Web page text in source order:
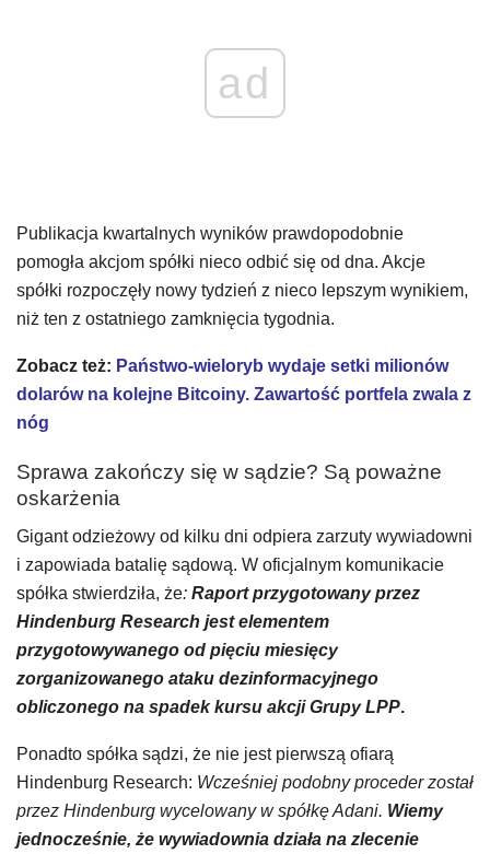
ad
Publikacja kwartalnych wyników prawdopodobnie
pomogła akcjom spółki nieco odbić się od dna. Akcje
spółki rozpoczęły nowy tydzień z nieco lepszym wynikiem,
niż ten z ostatniego zamknięcia tygodnia.
Zobacz też: Państwo-wieloryb wydaje setki milionów
dolarów na kolejne Bitcoiny. Zawartość portfela zwala z
nóg
Sprawa zakończy się w sądzie? Są poważne
oskarżenia
Gigant odzieżowy od kilku dni odpiera zarzuty wywiadowni
i zapowiada batalię sądową. W oficjalnym komunikacie
spółka stwierdziła, że: Raport przygotowany przez
Hindenburg Research jest elementem
przygotowywanego od pięciu miesięcy
zorganizowanego ataku dezinformacyjnego
obliczonego na spadek kursu akcji Grupy LPP.
Ponadto spółka sądzi, że nie jest pierwszą ofiarą
Hindenburg Research: Wcześniej podobny proceder został
przez Hindenburg wycelowany w spółkę Adani. Wiemy
jednocześnie, że wywiadownia działa na zlecenie